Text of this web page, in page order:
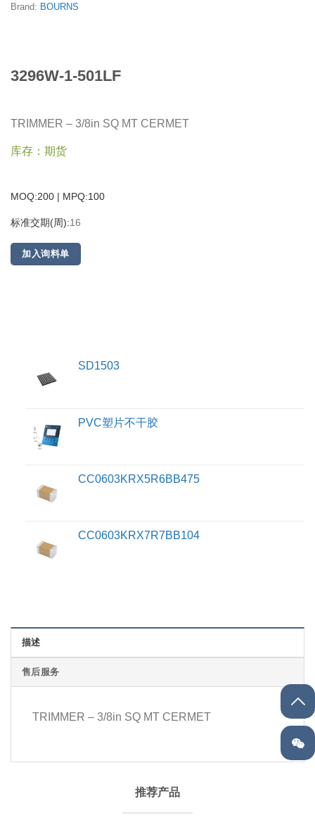
Brand: BOURNS
3296W-1-501LF
TRIMMER – 3/8in SQ MT CERMET
库存：期货
MOQ:200 | MPQ:100
标准交期(周):16
加入询料单
SD1503
PVC塑片不干胶
CC0603KRX5R6BB475
CC0603KRX7R7BB104
描述
售后服务
TRIMMER – 3/8in SQ MT CERMET
推荐产品